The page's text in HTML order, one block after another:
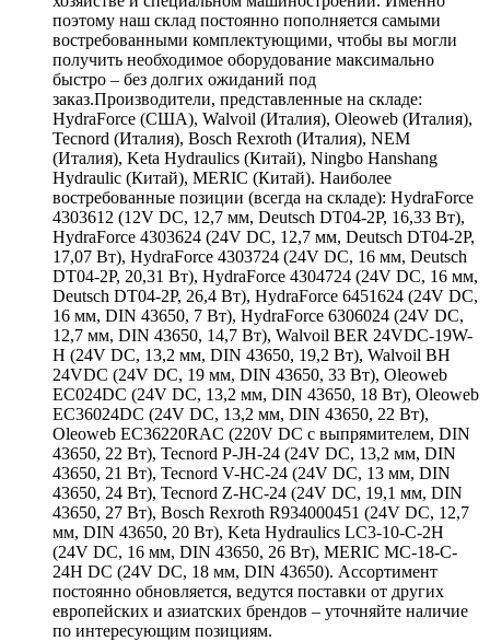
поэтому наш склад постоянно пополняется самыми
востребованными комплектующими, чтобы вы могли
получить необходимое оборудование максимально
быстро – без долгих ожиданий под
заказ.Производители, представленные на складе:
HydraForce (США), Walvoil (Италия), Oleoweb (Италия),
Tecnord (Италия), Bosch Rexroth (Италия), NEM
(Италия), Keta Hydraulics (Китай), Ningbo Hanshang
Hydraulic (Китай), MERIC (Китай). Наиболее
востребованные позиции (всегда на складе): HydraForce
4303612 (12V DC, 12,7 мм, Deutsch DT04-2P, 16,33 Вт),
HydraForce 4303624 (24V DC, 12,7 мм, Deutsch DT04-2P,
17,07 Вт), HydraForce 4303724 (24V DC, 16 мм, Deutsch
DT04-2P, 20,31 Вт), HydraForce 4304724 (24V DC, 16 мм,
Deutsch DT04-2P, 26,4 Вт), HydraForce 6451624 (24V DC,
16 мм, DIN 43650, 7 Вт), HydraForce 6306024 (24V DC,
12,7 мм, DIN 43650, 14,7 Вт), Walvoil BER 24VDC-19W-
H (24V DC, 13,2 мм, DIN 43650, 19,2 Вт), Walvoil BH
24VDC (24V DC, 19 мм, DIN 43650, 33 Вт), Oleoweb
EC024DC (24V DC, 13,2 мм, DIN 43650, 18 Вт), Oleoweb
EC36024DC (24V DC, 13,2 мм, DIN 43650, 22 Вт),
Oleoweb EC36220RAC (220V DC с выпрямителем, DIN
43650, 22 Вт), Tecnord P-JH-24 (24V DC, 13,2 мм, DIN
43650, 21 Вт), Tecnord V-HC-24 (24V DC, 13 мм, DIN
43650, 24 Вт), Tecnord Z-HC-24 (24V DC, 19,1 мм, DIN
43650, 27 Вт), Bosch Rexroth R934000451 (24V DC, 12,7
мм, DIN 43650, 20 Вт), Keta Hydraulics LC3-10-C-2H
(24V DC, 16 мм, DIN 43650, 26 Вт), MERIC MC-18-C-
24H DC (24V DC, 18 мм, DIN 43650). Ассортимент
постоянно обновляется, ведутся поставки от других
европейских и азиатских брендов – уточняйте наличие
по интересующим позициям.